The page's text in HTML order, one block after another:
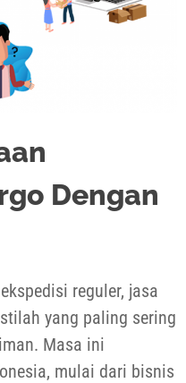
Dengan
reguler, jasa
yang paling sering
Masa ini
mulai dari bisnis